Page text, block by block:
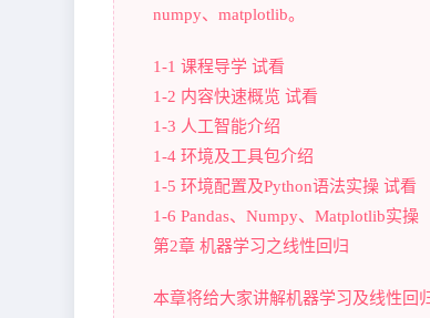
numpy、matplotlib。
1-1 课程导学 试看
1-2 内容快速概览 试看
1-3 人工智能介绍
1-4 环境及工具包介绍
1-5 环境配置及Python语法实操 试看
1-6 Pandas、Numpy、Matplotlib实操
第2章 机器学习之线性回归
本章将给大家讲解机器学习及线性回